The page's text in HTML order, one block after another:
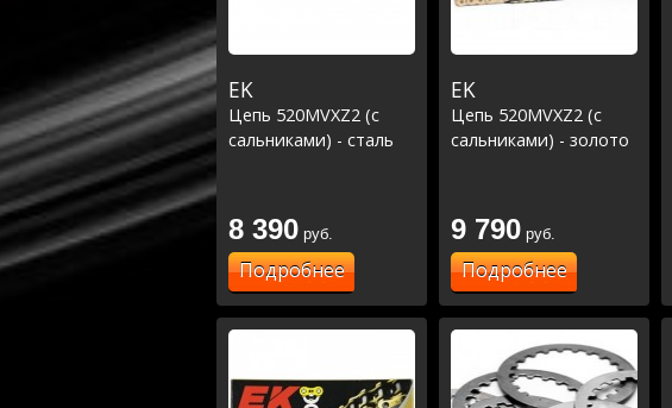
EK
Цепь 520MVXZ2 (с
сальниками) - сталь
8 390 руб.
Подробнее
EK
Цепь 520MVXZ2 (с
сальниками) - золото
9 790 руб.
Подробнее